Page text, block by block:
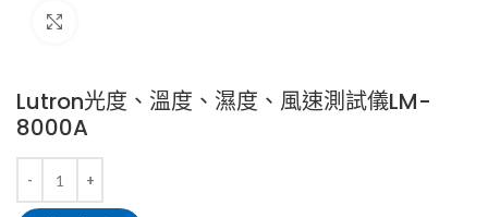
Lutron光度、溫度、濕度、風速測試儀LM-
8000A